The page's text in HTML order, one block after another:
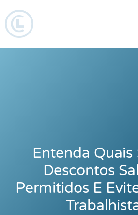
Entenda Quais
Descontos
Permitidos E